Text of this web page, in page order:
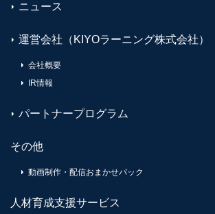
ニュース
運営会社（KIYOラーニング株式会社）
会社概要
IR情報
パートナープログラム
その他
動画制作・配信おまかせパック
人材育成支援サービス